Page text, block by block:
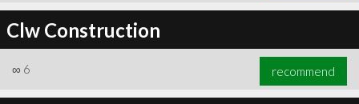
Clw Construction
∞ 6 recommend